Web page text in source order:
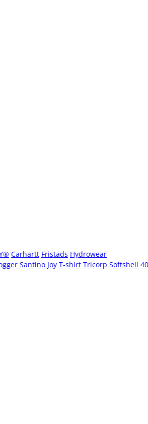
Carhartt Fristads Hydrowear
Santino Joy T-shirt Tricorp Softshell